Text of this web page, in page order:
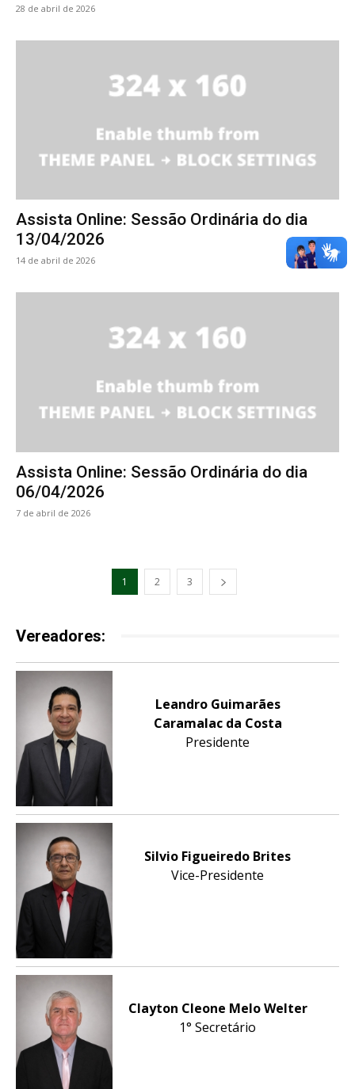
28 de abril de 2026
Assista Online: Sessão Ordinária do dia
13/04/2026
14 de abril de 2026
Assista Online: Sessão Ordinária do dia
06/04/2026
7 de abril de 2026
1 2 3
Vereadores:
Leandro Guimarães
Caramalac da Costa
Presidente
Silvio Figueiredo Brites
Vice-Presidente
Clayton Cleone Melo Welter
1° Secretário